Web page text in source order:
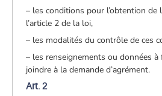
– les conditions pour l’obtention de
l’article 2 de la loi,
– les modalités du contrôle de ces
– les renseignements ou données
joindre à la demande d’agrément.
Art. 2